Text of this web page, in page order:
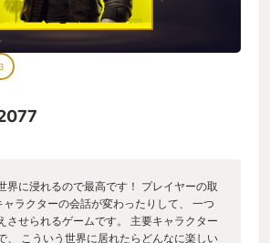
に着飾って、細部まで作り込まれたナイト
験のクオリティは、このタイトルに比肩す
全体を貫くノーフューチャーな物語をどう
ぬか。 インプラント山盛りでヒャッハー体
好のタイトルであったが、そこにさらに磨
デートであった。 ぼく自身はコンタクトも
絶対できないのだけれど。 おわり
界に浸れるので最高です！ プレイヤーの取
ラクターの会話が変わったりして、 一つ
させられるゲームです。 主要キャラクター
、 こういう世界に居れたらどんなに楽しい